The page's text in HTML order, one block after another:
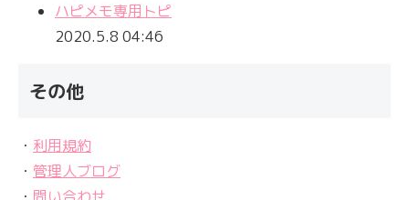
ハピメモ専用トピ
2020.5.8 04:46
その他
・ 利用規約
・ 管理人ブログ